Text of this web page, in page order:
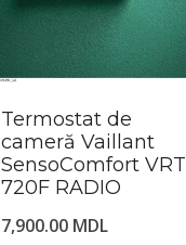
Termostat de
cameră Vaillant
SensoComfort VRT
720F RADIO
7,900.00 MDL